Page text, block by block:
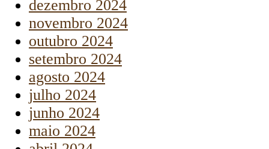
dezembro 2024
novembro 2024
outubro 2024
setembro 2024
agosto 2024
julho 2024
junho 2024
maio 2024